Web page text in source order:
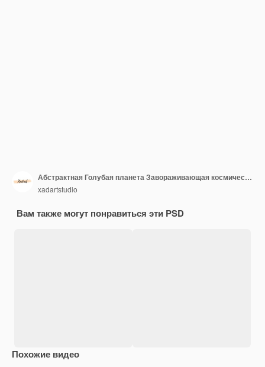
Абстрактная Голубая планета Завораживающая космическая сфера, окрашенная в вихревые оттенки синего и белого, вызывающая красоту и загадку Вселенной
xadartstudio
Вам также могут понравиться эти PSD
Похожие видео